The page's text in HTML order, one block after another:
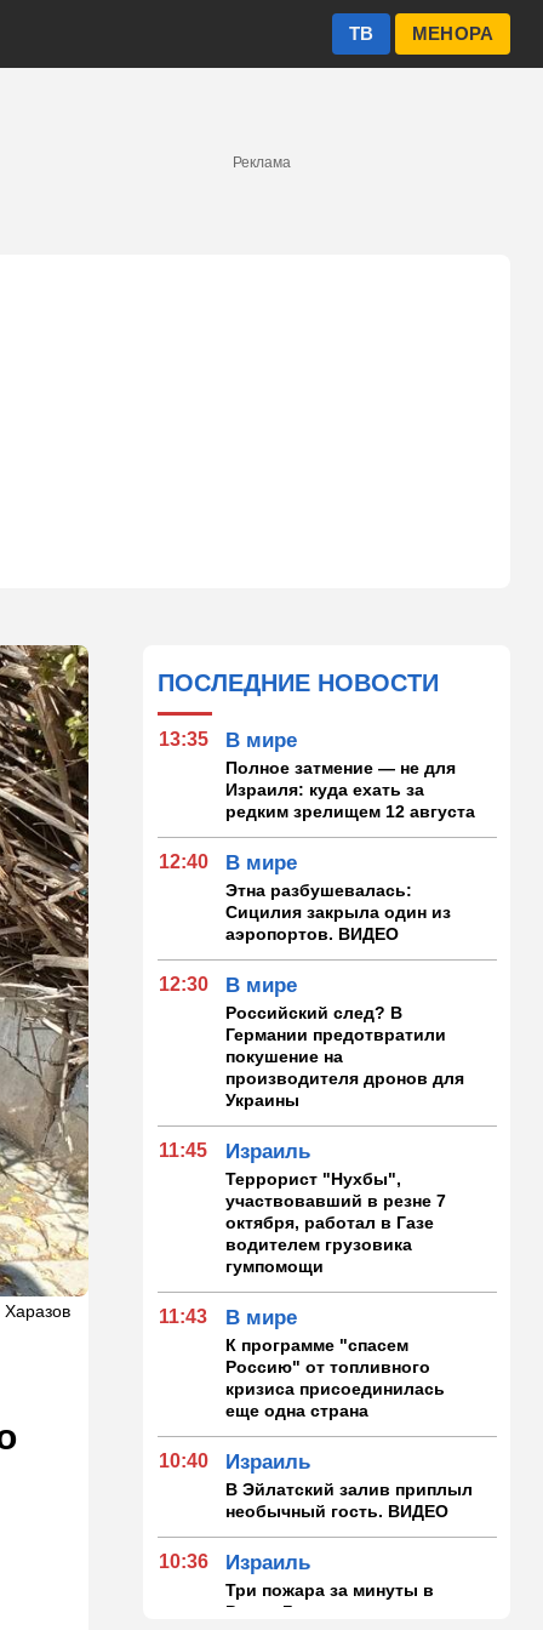
МЕНОРА
ТВ
Реклама
ПОСЛЕДНИЕ НОВОСТИ
13:35 В мире
Полное затмение — не для
Израиля: куда ехать за
редким зрелищем 12 августа
12:40 В мире
Этна разбушевалась:
Сицилия закрыла один из
аэропортов. ВИДЕО
12:30 В мире
Российский след? В
Германии предотвратили
покушение на
производителя дронов для
Украины
11:45 Израиль
Террорист "Нухбы",
участвовавший в резне 7
октября, работал в Газе
водителем грузовика
гумпомощи
11:43 В мире
К программе "спасем
Россию" от топливного
кризиса присоединилась
еще одна страна
10:40 Израиль
В Эйлатский залив приплыл
необычный гость. ВИДЕО
10:36 Израиль
Три пожара за минуты в
Рамат-Гане: подозрение на